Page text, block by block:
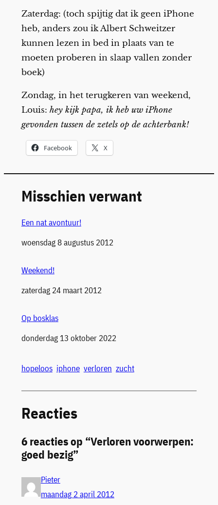
Zaterdag: (toch spijtig dat ik geen iPhone
heb, anders zou ik Albert Schweitzer
kunnen lezen in bed in plaats van te
moeten proberen in slaap vallen zonder
boek)
Zondag, in het terugkeren van weekend,
Louis: hey kijk papa, ik heb uw iPhone
gevonden tussen de zetels op de achterbank!
Facebook X
Misschien verwant
Een nat avontuur!
Datum
woensdag 8 augustus 2012
Weekend!
Datum
zaterdag 24 maart 2012
Op bosklas
Datum
donderdag 13 oktober 2022
hopeloos iphone verloren zucht
Reacties
6 reacties op “Verloren voorwerpen:
goed bezig”
Pieter
maandag 2 april 2012